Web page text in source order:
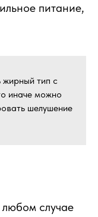
питание,
тип с
иначе можно
шелушение
случае